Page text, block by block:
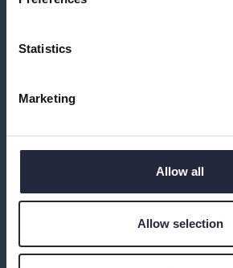
Statistics
Marketing
Allow all
Allow selection
SOMMARYOGA i Själsö
ovan, nybörjare, gammal och ung.
Hamn. Bakom fiskebodarna eller för